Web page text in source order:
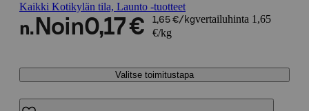
Kaikki Kotikylän tila, Launto -tuotteet
n. Noin0,17 € 1,65 €/kgvertailuhinta 1,65
€/kg
Valitse toimitustapa